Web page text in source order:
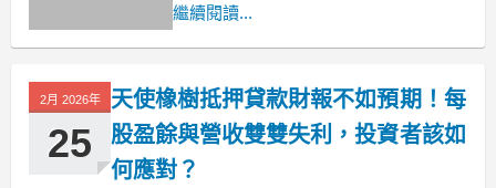
釋出高殖利率與折價誘因，卻得面對利
可穿越景氣循環的標的，投資人如何在
收益與成長之間重新定價風險，成為
2026年美
繼續閱讀...
2月 2026年
25
天使橡樹抵押貸款財報不如預期！每
股盈餘與營收雙雙失利，投資者該如
何應對？